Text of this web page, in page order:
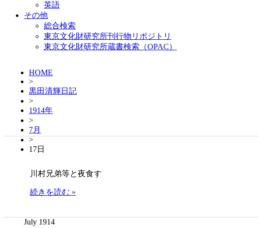
英語
その他
総合検索
東京文化財研究所刊行物リポジトリ
東京文化財研究所蔵書検索（OPAC）
HOME
>
黒田清輝日記
>
1914年
>
7月
>
17日
川村兄弟等と夜食す
続きを読む »
July 1914